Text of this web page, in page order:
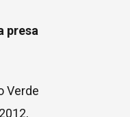
presa
Verde